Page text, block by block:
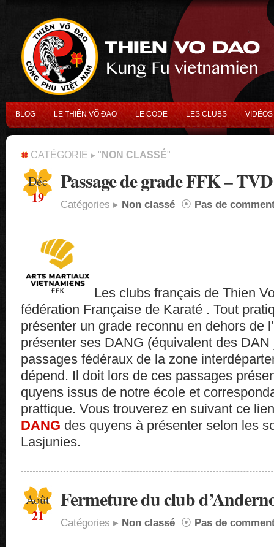
BLOG LE THIÊN VÕ ĐAO LE CODE LES CLUBS VIDÉOS
CATÉGORIE ▸ " NON CLASSÉ"
Déc
19
Passage de grade FFK – TVD
Catégories ▸ Non classé ⦿ Pas de
Les clubs français de Thien
fédération Française de Karaté . Tout
présenter un grade reconnu en dehors de
présenter ses DANG (équivalent des
passages fédéraux de la zone
dépend. Il doit lors de ces passages
quyens issus de notre école et
prattique. Vous trouverez en suivant ce lien
DANG des quyens à présenter selon les
Lasjunies.
Août
21
Fermeture du club
Catégories ▸ Non classé ⦿ Pas de